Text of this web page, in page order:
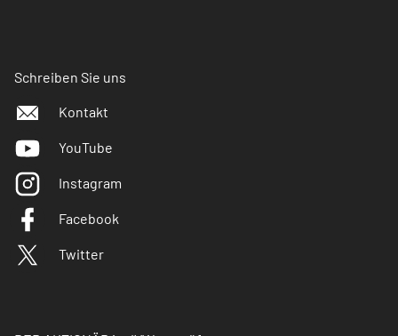
Schreiben Sie uns
Kontakt
YouTube
Instagram
Facebook
Twitter